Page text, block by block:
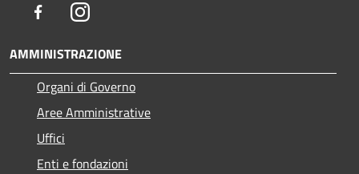
FacebookInstagram
AMMINISTRAZIONE
Organi di Governo
Aree Amministrative
Uffici
Enti e fondazioni